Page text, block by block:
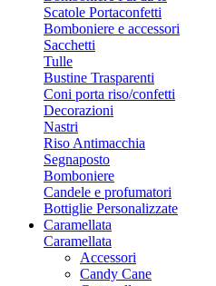
Scatole Portaconfetti
Bomboniere e accessori
Sacchetti
Tulle
Bustine Trasparenti
Coni porta riso/confetti
Decorazioni
Nastri
Riso Antimacchia
Segnaposto
Bomboniere
Candele e profumatori
Bottiglie Personalizzate
Caramellata
Caramellata
Accessori
Candy Cane